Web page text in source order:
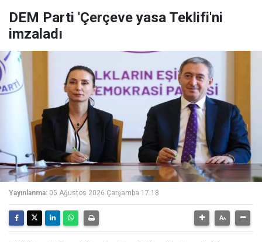
DEM Parti 'Çerçeve yasa Teklifi'ni
imzaladı
Yayınlanma: 05 Ağustos 2026 Çarşamba 17:18